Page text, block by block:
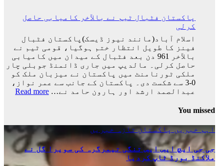
ٹیم
سے
باہر
ہوگئی
پاکستان فٹبال ٹیم نے بالآخر کامیابی حاصل
کرلی
اسلام آباد(مانند نیوز ڈیسک)پاکستان فٹبال
فینز کا طویل انتظار ختم ہوگیا، قومی ٹیم نے
بالآخر 961 دن بعد فٹبال کے میدان میں کامیابی
حاصل کرلی۔ مالدیپ میں جاری ڈائمنڈ جوبلی چار
ملکی ٹورنامنٹ میں پاکستان نے میزبان ملک کو
0-3 سے شکست دی۔ پاکستان کے جانب سے عمر نواز،
عبدالصمد ارشد اور ہارون حامد نے… Read more
:
نے
You missed
اہم خبریںپاکستانتازہ خبریں
جی جی ایچ ایس ایس تنگی تیمرگرہ کی سویرا گل نے
ملاکنڈ بورڈ ٹاپ کردیا